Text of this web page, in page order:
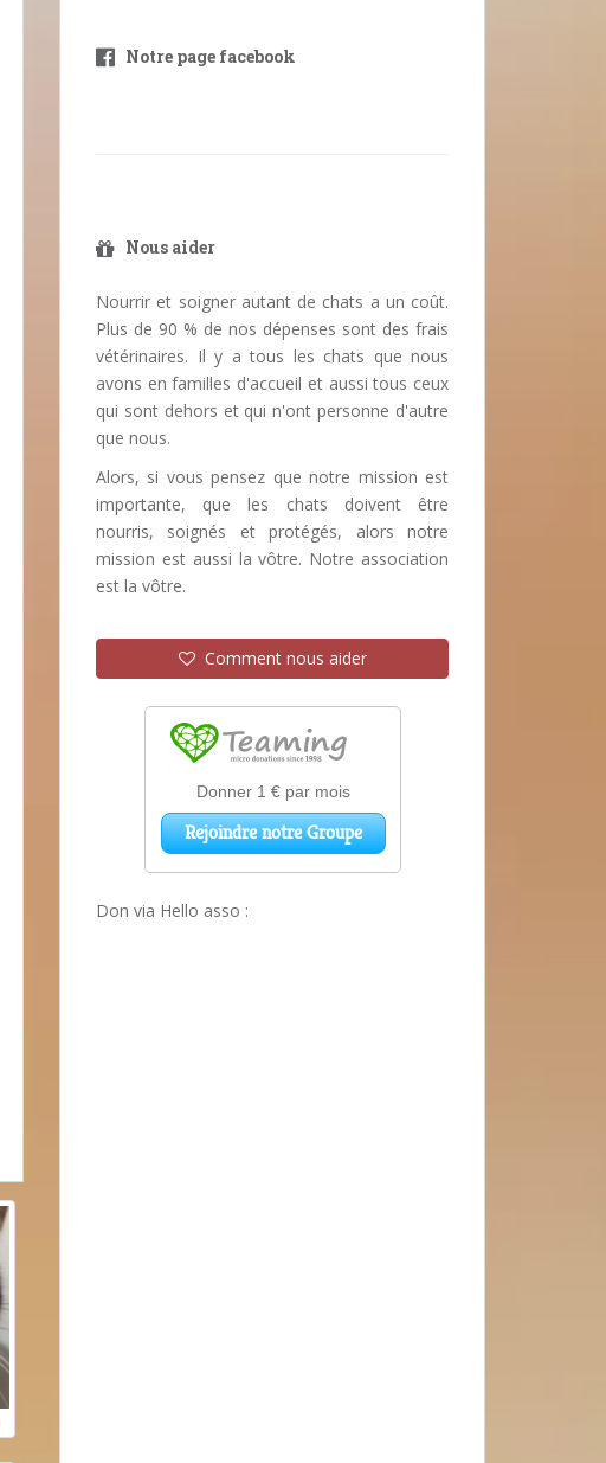
Notre page facebook
Nous aider
Nourrir et soigner autant de chats a un coût.
Plus de 90 % de nos dépenses sont des frais
vétérinaires. Il y a tous les chats que nous
avons en familles d'accueil et aussi tous ceux
qui sont dehors et qui n'ont personne d'autre
que nous.
Alors, si vous pensez que notre mission est
importante, que les chats doivent être
nourris, soignés et protégés, alors notre
mission est aussi la vôtre. Notre association
est la vôtre.
Comment nous aider
Don via Hello asso :